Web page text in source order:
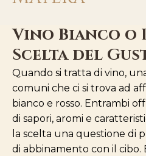
Vino Bianco o
Scelta del
Quando si tratta di vino,
comuni che ci si trova ad
bianco e rosso. Entrambi
di sapori, aromi e
la scelta una questione di
di abbinamento con il cibo.